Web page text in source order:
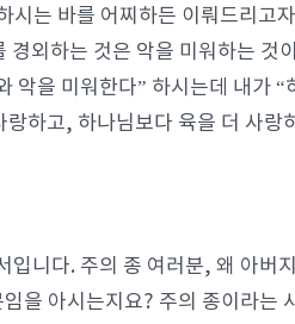
는 바를 어찌하든 이뤄드리고
외하는 것은 악을 미워하는 것
악을 미워한다” 하시는데 내가
하고, 하나님보다 육을 더 사랑
니다. 주의 종 여러분, 왜 아버
을 아시는지요? 주의 종이라는